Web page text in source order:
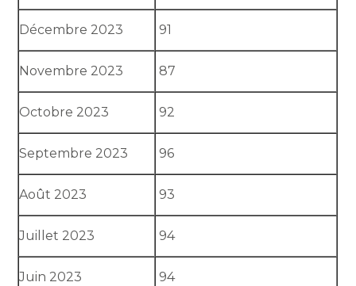
Décembre 2023 91
Novembre 2023 87
Octobre 2023 92
Septembre 2023 96
Août 2023 93
Juillet 2023 94
Juin 2023 94